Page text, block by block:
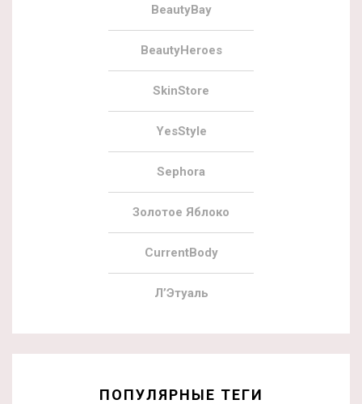
BeautyBay
BeautyHeroes
SkinStore
YesStyle
Sephora
Золотое Яблоко
CurrentBody
Л’Этуаль
ПОПУЛЯРНЫЕ ТЕГИ